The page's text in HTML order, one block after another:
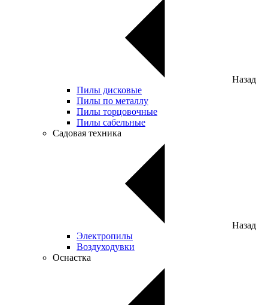
Назад
Пилы дисковые
Пилы по металлу
Пилы торцовочные
Пилы сабельные
Садовая техника
Назад
Электропилы
Воздуходувки
Оснастка